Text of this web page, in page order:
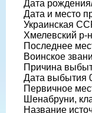
Дата
Дата и место
Украинская
Хмелевский р-н
Последнее
Воинское
Причина
Дата выбытия
Первичное
Шенабруни,
Название